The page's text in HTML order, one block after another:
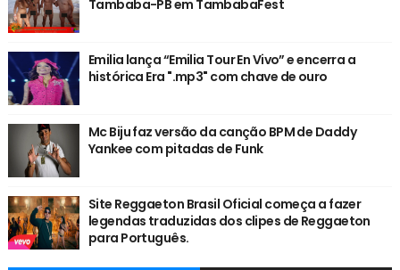
Tambaba-PB em TambabaFest
Emilia lança “Emilia Tour En Vivo” e encerra a
histórica Era ".mp3" com chave de ouro
Mc Biju faz versão da canção BPM de Daddy
Yankee com pitadas de Funk
Site Reggaeton Brasil Oficial começa a fazer
legendas traduzidas dos clipes de Reggaeton
para Português.